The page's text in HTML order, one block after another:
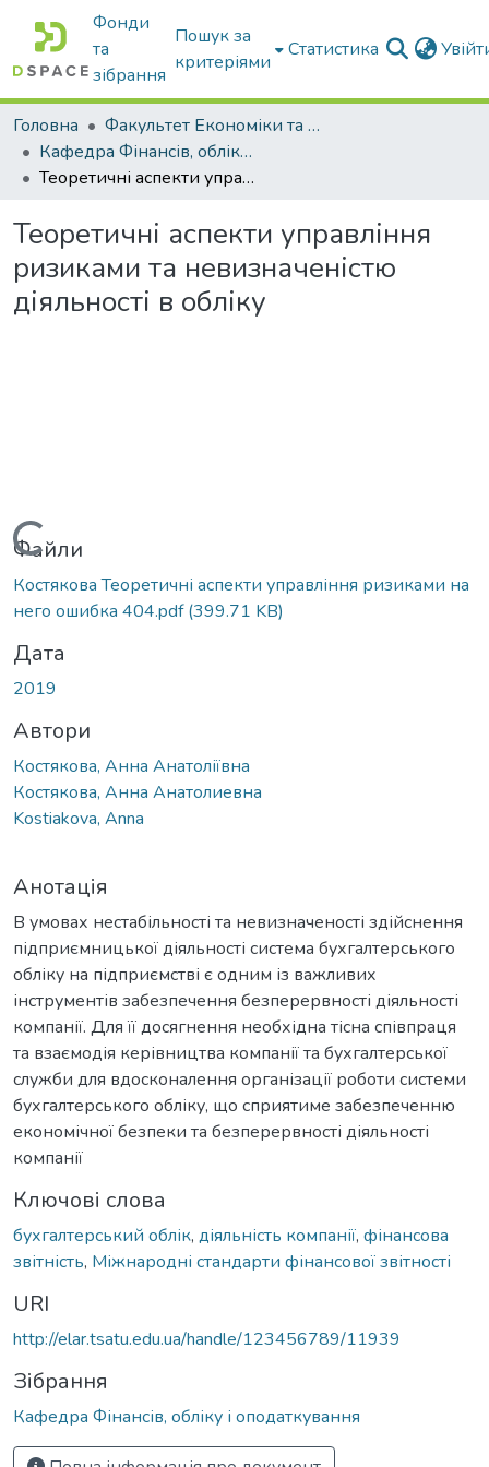
Фонди
та
зібрання
Пошук за
критеріями
Статистика
Головна
Факультет Економіки та бізнесу
Кафедра Фінансів, обліку і оподаткування
Теоретичні аспекти управління ризиками та невизначеністю діяльності в обліку
Теоретичні аспекти управління
ризиками та невизначеністю
діяльності в обліку
Вантажиться...
Файли
Костякова Теоретичні аспекти управління ризиками на
него ошибка 404.pdf(399.71 KB)
Дата
2019
Автори
Костякова, Анна Анатоліївна
Костякова, Анна Анатолиевна
Kostiakova, Anna
Анотація
В умовах нестабільності та невизначеності здійснення
підприємницької діяльності система бухгалтерського
обліку на підприємстві є одним із важливих
інструментів забезпечення безперервності діяльності
компанії. Для її досягнення необхідна тісна співпраця
та взаємодія керівництва компанії та бухгалтерської
служби для вдосконалення організації роботи системи
бухгалтерського обліку, що сприятиме забезпеченню
економічної безпеки та безперервності діяльності
компанії
Ключові слова
бухгалтерський облік, діяльність компанії, фінансова
звітність, Міжнародні стандарти фінансової звітності
URI
http://elar.tsatu.edu.ua/handle/123456789/11939
Зібрання
Кафедра Фінансів, обліку і оподаткування